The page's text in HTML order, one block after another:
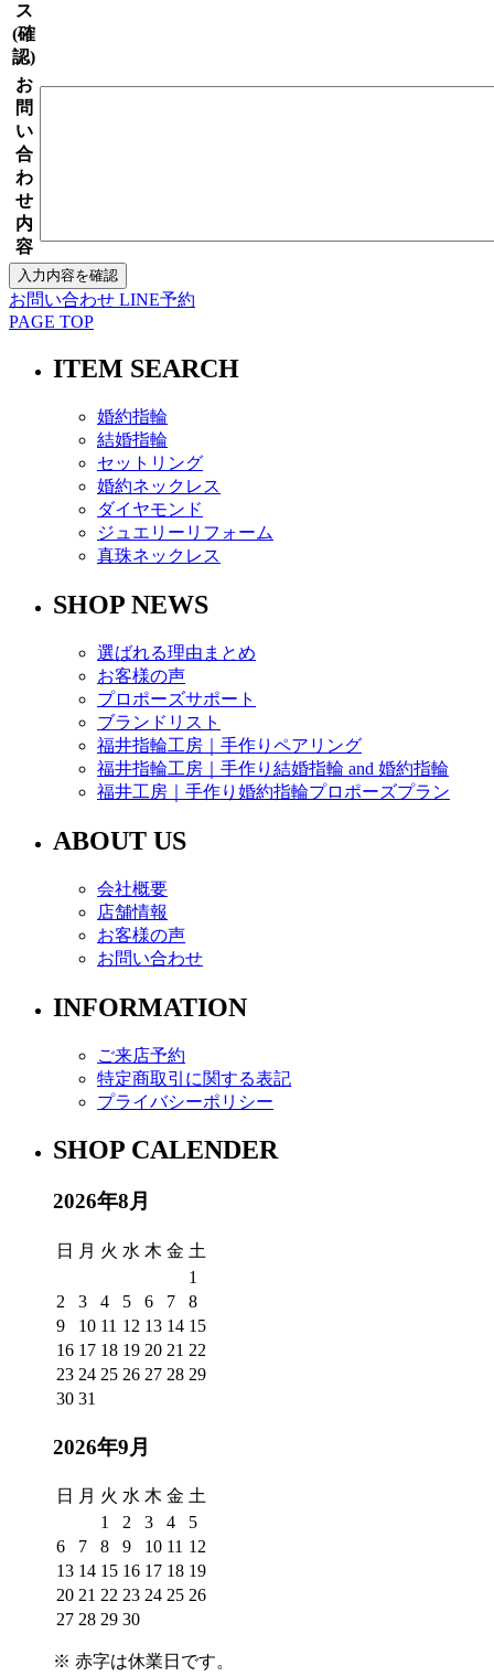
ス
(確
認)
お
問
い
合
わ
せ
内
容
お問い合わせ LINE予約
PAGE TOP
ITEM SEARCH
婚約指輪
結婚指輪
セットリング
婚約ネックレス
ダイヤモンド
ジュエリーリフォーム
真珠ネックレス
SHOP NEWS
選ばれる理由まとめ
お客様の声
プロポーズサポート
ブランドリスト
福井指輪工房｜手作りペアリング
福井指輪工房｜手作り結婚指輪 and 婚約指輪
福井工房｜手作り婚約指輪プロポーズプラン
ABOUT US
会社概要
店舗情報
お客様の声
お問い合わせ
INFORMATION
ご来店予約
特定商取引に関する表記
プライバシーポリシー
SHOP CALENDER
2026年8月
日 月 火 水 木 金 土
1
2
3 4 5 6 7
8
9
10 11 12 13 14 15
16 17 18 19 20 21 22
23 24 25 26 27 28 29
30 31
2026年9月
日 月 火 水 木 金 土
1
2 3 4
5
6
7 8 9 10 11 12
13 14 15 16 17 18 19
20 21 22 23 24 25 26
27 28 29 30
※ 赤字は休業日 です。